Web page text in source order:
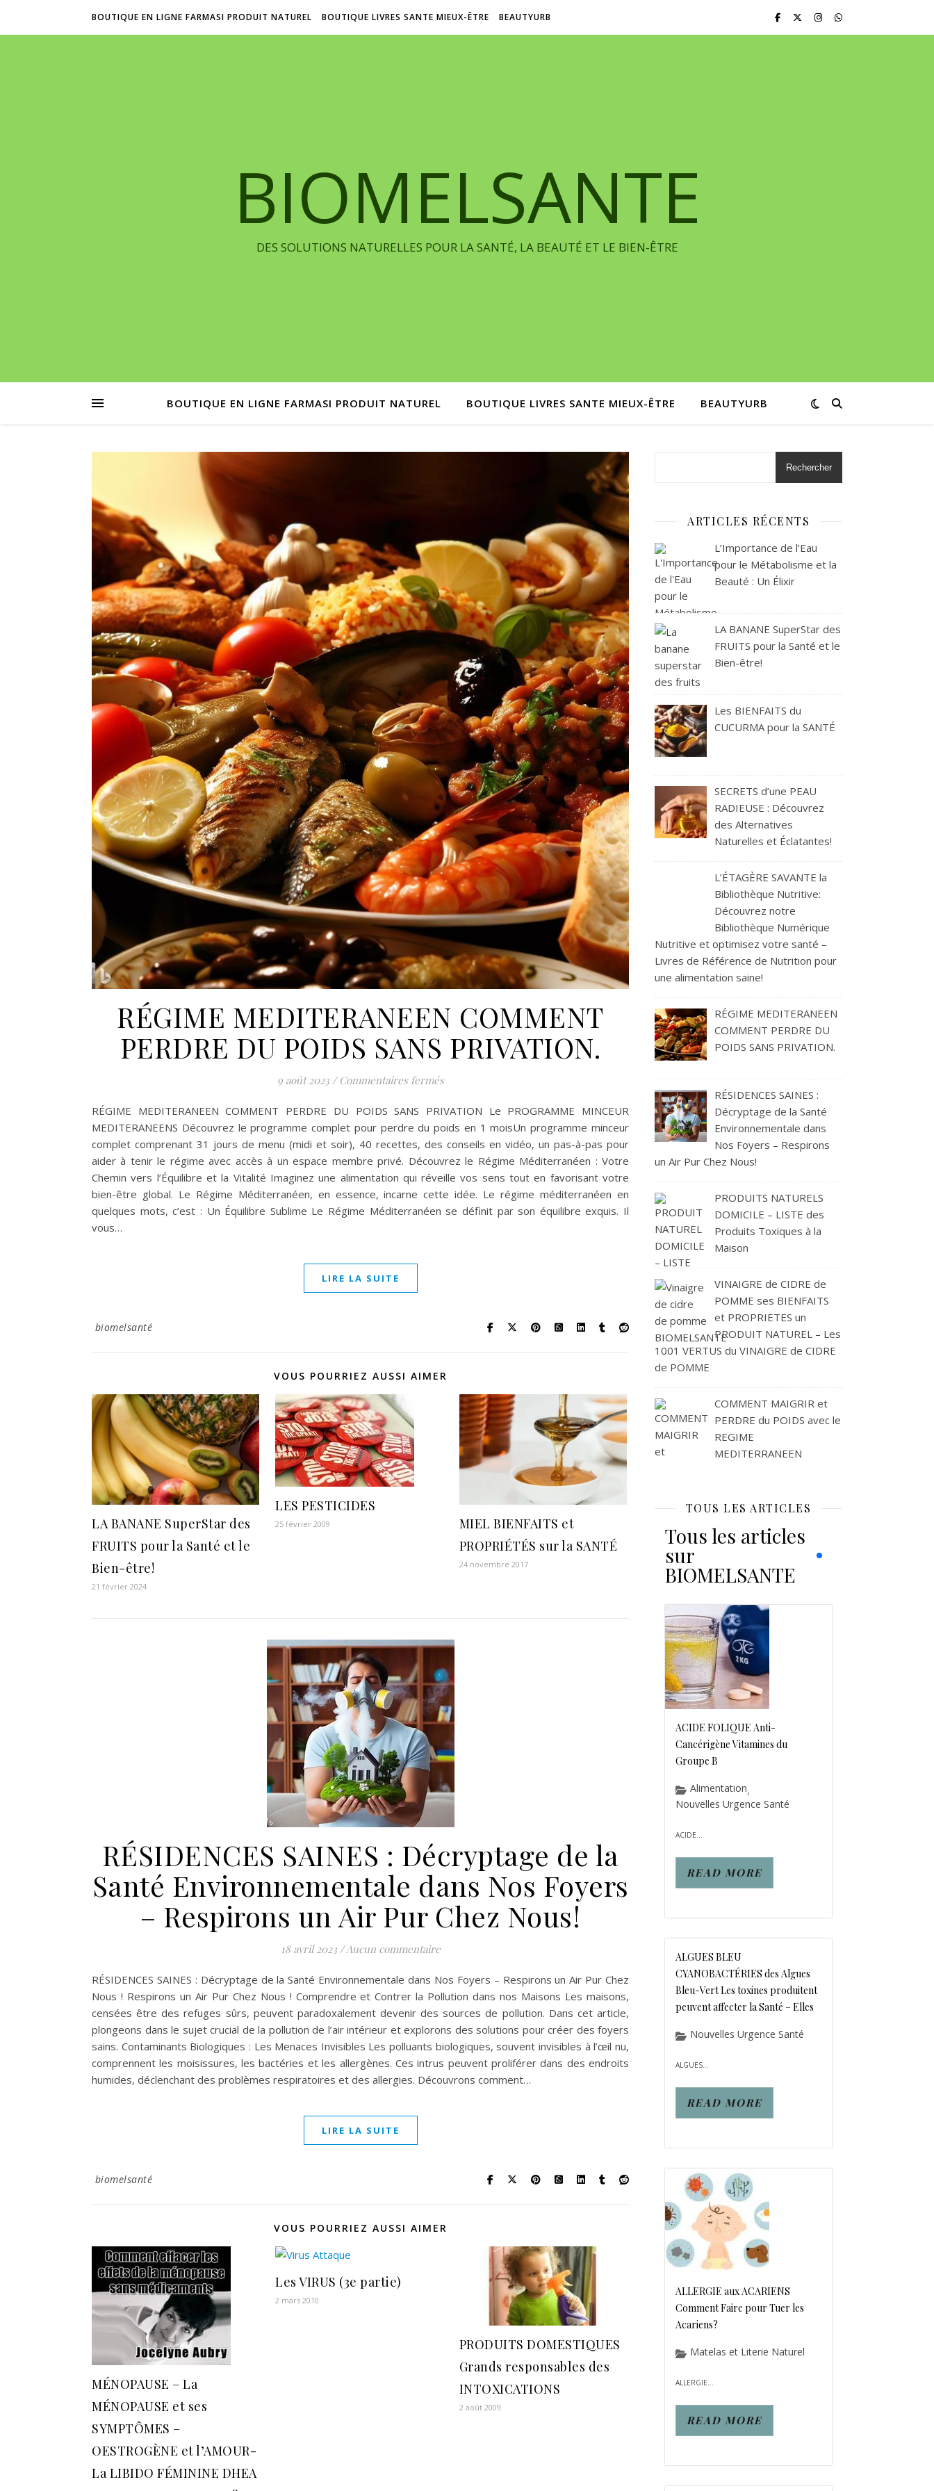
BOUTIQUE EN LIGNE FARMASI PRODUIT NATUREL BOUTIQUE LIVRES SANTE MIEUX-ÊTRE BEAUTYURB
BIOMELSANTE
DES SOLUTIONS NATURELLES POUR LA SANTÉ, LA BEAUTÉ ET LE BIEN-ÊTRE
BOUTIQUE EN LIGNE FARMASI PRODUIT NATUREL BOUTIQUE LIVRES SANTE MIEUX-ÊTRE BEAUTYURB
RÉGIME MEDITERANEEN COMMENT
PERDRE DU POIDS SANS PRIVATION.
9 août 2023 / Commentaires ferméssur RÉGIME MEDITERANEEN COMMENT PERDRE DU POIDS SANS PRIVATION.
RÉGIME MEDITERANEEN COMMENT PERDRE DU POIDS SANS PRIVATION Le PROGRAMME MINCEUR
MEDITERANEENS Découvrez le programme complet pour perdre du poids en 1 moisUn programme minceur
complet comprenant 31 jours de menu (midi et soir), 40 recettes, des conseils en vidéo, un pas-à-pas pour
aider à tenir le régime avec accès à un espace membre privé. Découvrez le Régime Méditerranéen : Votre
Chemin vers l’Équilibre et la Vitalité Imaginez une alimentation qui réveille vos sens tout en favorisant votre
bien-être global. Le Régime Méditerranéen, en essence, incarne cette idée. Le régime méditerranéen en
quelques mots, c’est : Un Équilibre Sublime Le Régime Méditerranéen se définit par son équilibre exquis. Il
vous…
LIRE LA SUITE
biomelsanté
VOUS POURRIEZ AUSSI AIMER
LA BANANE SuperStar des
FRUITS pour la Santé et le
Bien-être!
21 février 2024
LES PESTICIDES
25 février 2009
MIEL BIENFAITS et
PROPRIÉTÉS sur la SANTÉ
24 novembre 2017
RÉSIDENCES SAINES : Décryptage de la
Santé Environnementale dans Nos Foyers
– Respirons un Air Pur Chez Nous!
18 avril 2023 /Aucun commentaire
RÉSIDENCES SAINES : Décryptage de la Santé Environnementale dans Nos Foyers – Respirons un Air Pur Chez
Nous ! Respirons un Air Pur Chez Nous ! Comprendre et Contrer la Pollution dans nos Maisons Les maisons,
censées être des refuges sûrs, peuvent paradoxalement devenir des sources de pollution. Dans cet article,
plongeons dans le sujet crucial de la pollution de l’air intérieur et explorons des solutions pour créer des foyers
sains. Contaminants Biologiques : Les Menaces Invisibles Les polluants biologiques, souvent invisibles à l’œil nu,
comprennent les moisissures, les bactéries et les allergènes. Ces intrus peuvent proliférer dans des endroits
humides, déclenchant des problèmes respiratoires et des allergies. Découvrons comment…
LIRE LA SUITE
biomelsanté
VOUS POURRIEZ AUSSI AIMER
MÉNOPAUSE – La
MÉNOPAUSE et ses
SYMPTÔMES –
OESTROGÈNE et l’AMOUR-
La LIBIDO FÉMININE DHEA
Les VIRUS (3e partie)
2 mars 2010
PRODUITS DOMESTIQUES
Grands responsables des
INTOXICATIONS
2 août 2009
Rechercher
ARTICLES RÉCENTS
L’Importance de l’Eau
pour le Métabolisme et la
Beauté : Un Élixir
LA BANANE SuperStar des
FRUITS pour la Santé et le
Bien-être!
Les BIENFAITS du
CUCURMA pour la SANTÉ
SECRETS d’une PEAU
RADIEUSE : Découvrez
des Alternatives
Naturelles et Éclatantes!
L’ÉTAGÈRE SAVANTE la
Bibliothèque Nutritive:
Découvrez notre
Bibliothèque Numérique
Nutritive et optimisez votre santé –
Livres de Référence de Nutrition pour
une alimentation saine!
RÉGIME MEDITERANEEN
COMMENT PERDRE DU
POIDS SANS PRIVATION.
RÉSIDENCES SAINES :
Décryptage de la Santé
Environnementale dans
Nos Foyers – Respirons
un Air Pur Chez Nous!
PRODUITS NATURELS
DOMICILE – LISTE des
Produits Toxiques à la
Maison
VINAIGRE de CIDRE de
POMME ses BIENFAITS
et PROPRIETES un
PRODUIT NATUREL – Les
1001 VERTUS du VINAIGRE de CIDRE
de POMME
COMMENT MAIGRIR et
PERDRE du POIDS avec le
REGIME
MEDITERRANEEN
TOUS LES ARTICLES
Tous les articles
sur
BIOMELSANTE
ACIDE FOLIQUE Anti-
Cancérigène Vitamines du
Groupe B
Alimentation,
Nouvelles Urgence Santé
ACIDE...
READ MORE
ALGUES BLEU
CYANOBACTÉRIES des Algues
Bleu-Vert Les toxines produitent
peuvent affecter la Santé – Elles
Nouvelles Urgence Santé
ALGUES...
READ MORE
ALLERGIE aux ACARIENS
Comment Faire pour Tuer les
Acariens?
Matelas et Literie Naturel
ALLERGIE...
READ MORE